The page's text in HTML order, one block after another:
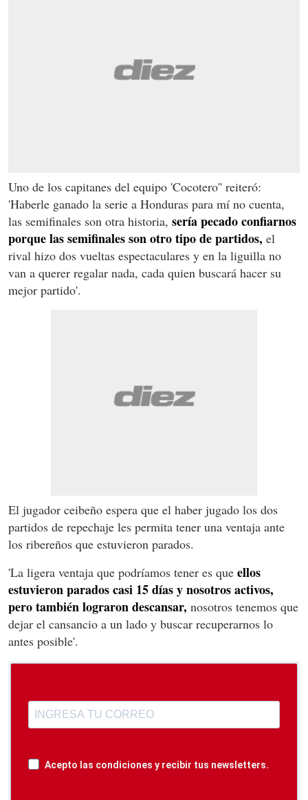
Uno de los capitanes del equipo 'Cocotero'' reiteró:
'Haberle ganado la serie a Honduras para mí no cuenta,
las semifinales son otra historia, sería pecado confiarnos
porque las semifinales son otro tipo de partidos, el
rival hizo dos vueltas espectaculares y en la liguilla no
van a querer regalar nada, cada quien buscará hacer su
mejor partido'.
El jugador ceibeño espera que el haber jugado los dos
partidos de repechaje les permita tener una ventaja ante
los ribereños que estuvieron parados.
'La ligera ventaja que podríamos tener es que ellos
estuvieron parados casi 15 días y nosotros activos,
pero también lograron descansar, nosotros tenemos que
dejar el cansancio a un lado y buscar recuperarnos lo
antes posible'.
Acepto las condiciones y recibir tus newsletters.